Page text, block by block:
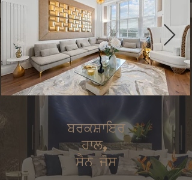
ਬਰਕਸ਼ਾਇਰ
ਹਾਲ,
ਸੈਨ ਜੋਸ